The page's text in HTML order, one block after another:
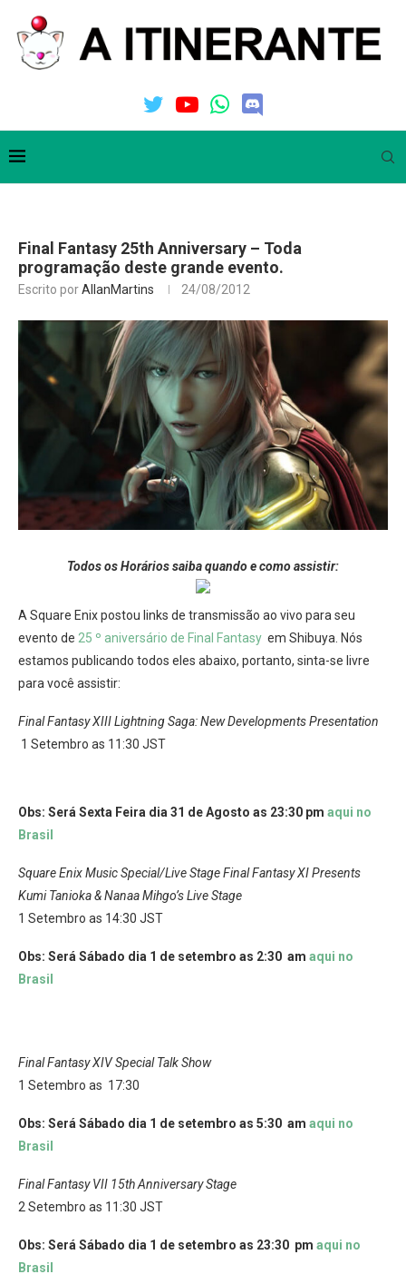
Final Fantasy 25th Anniversary – Toda
programação deste grande evento.
Escrito porAllanMartins 24/08/2012
Todos osHoráriossaiba quando e como assistir:
A Square Enix postou links de transmissão ao vivo para seu
evento de 25 º aniversário de Final Fantasy em Shibuya. Nós
estamos publicando todos eles abaixo, portanto, sinta-se livre
para você assistir:
Final Fantasy XIII Lightning Saga: New Developments Presentation
1 Setembro as 11:30 JST
Obs: Será Sexta Feira dia 31 de Agosto as 23:30 pm aqui no
Brasil
Square Enix Music Special/Live Stage Final Fantasy XI Presents
Kumi Tanioka & Nanaa Mihgo’s Live Stage
1 Setembro as 14:30 JST
Obs: Será Sábado dia 1 de setembro as 2:30 am aqui no
Brasil
Final Fantasy XIV Special Talk Show
1 Setembro as 17:30
Obs: Será Sábado dia 1 de setembro as 5:30 am aqui no
Brasil
Final Fantasy VII 15th Anniversary Stage
2 Setembro as 11:30 JST
Obs: Será Sábado dia 1 de setembro as 23:30 pm aqui no
Brasil